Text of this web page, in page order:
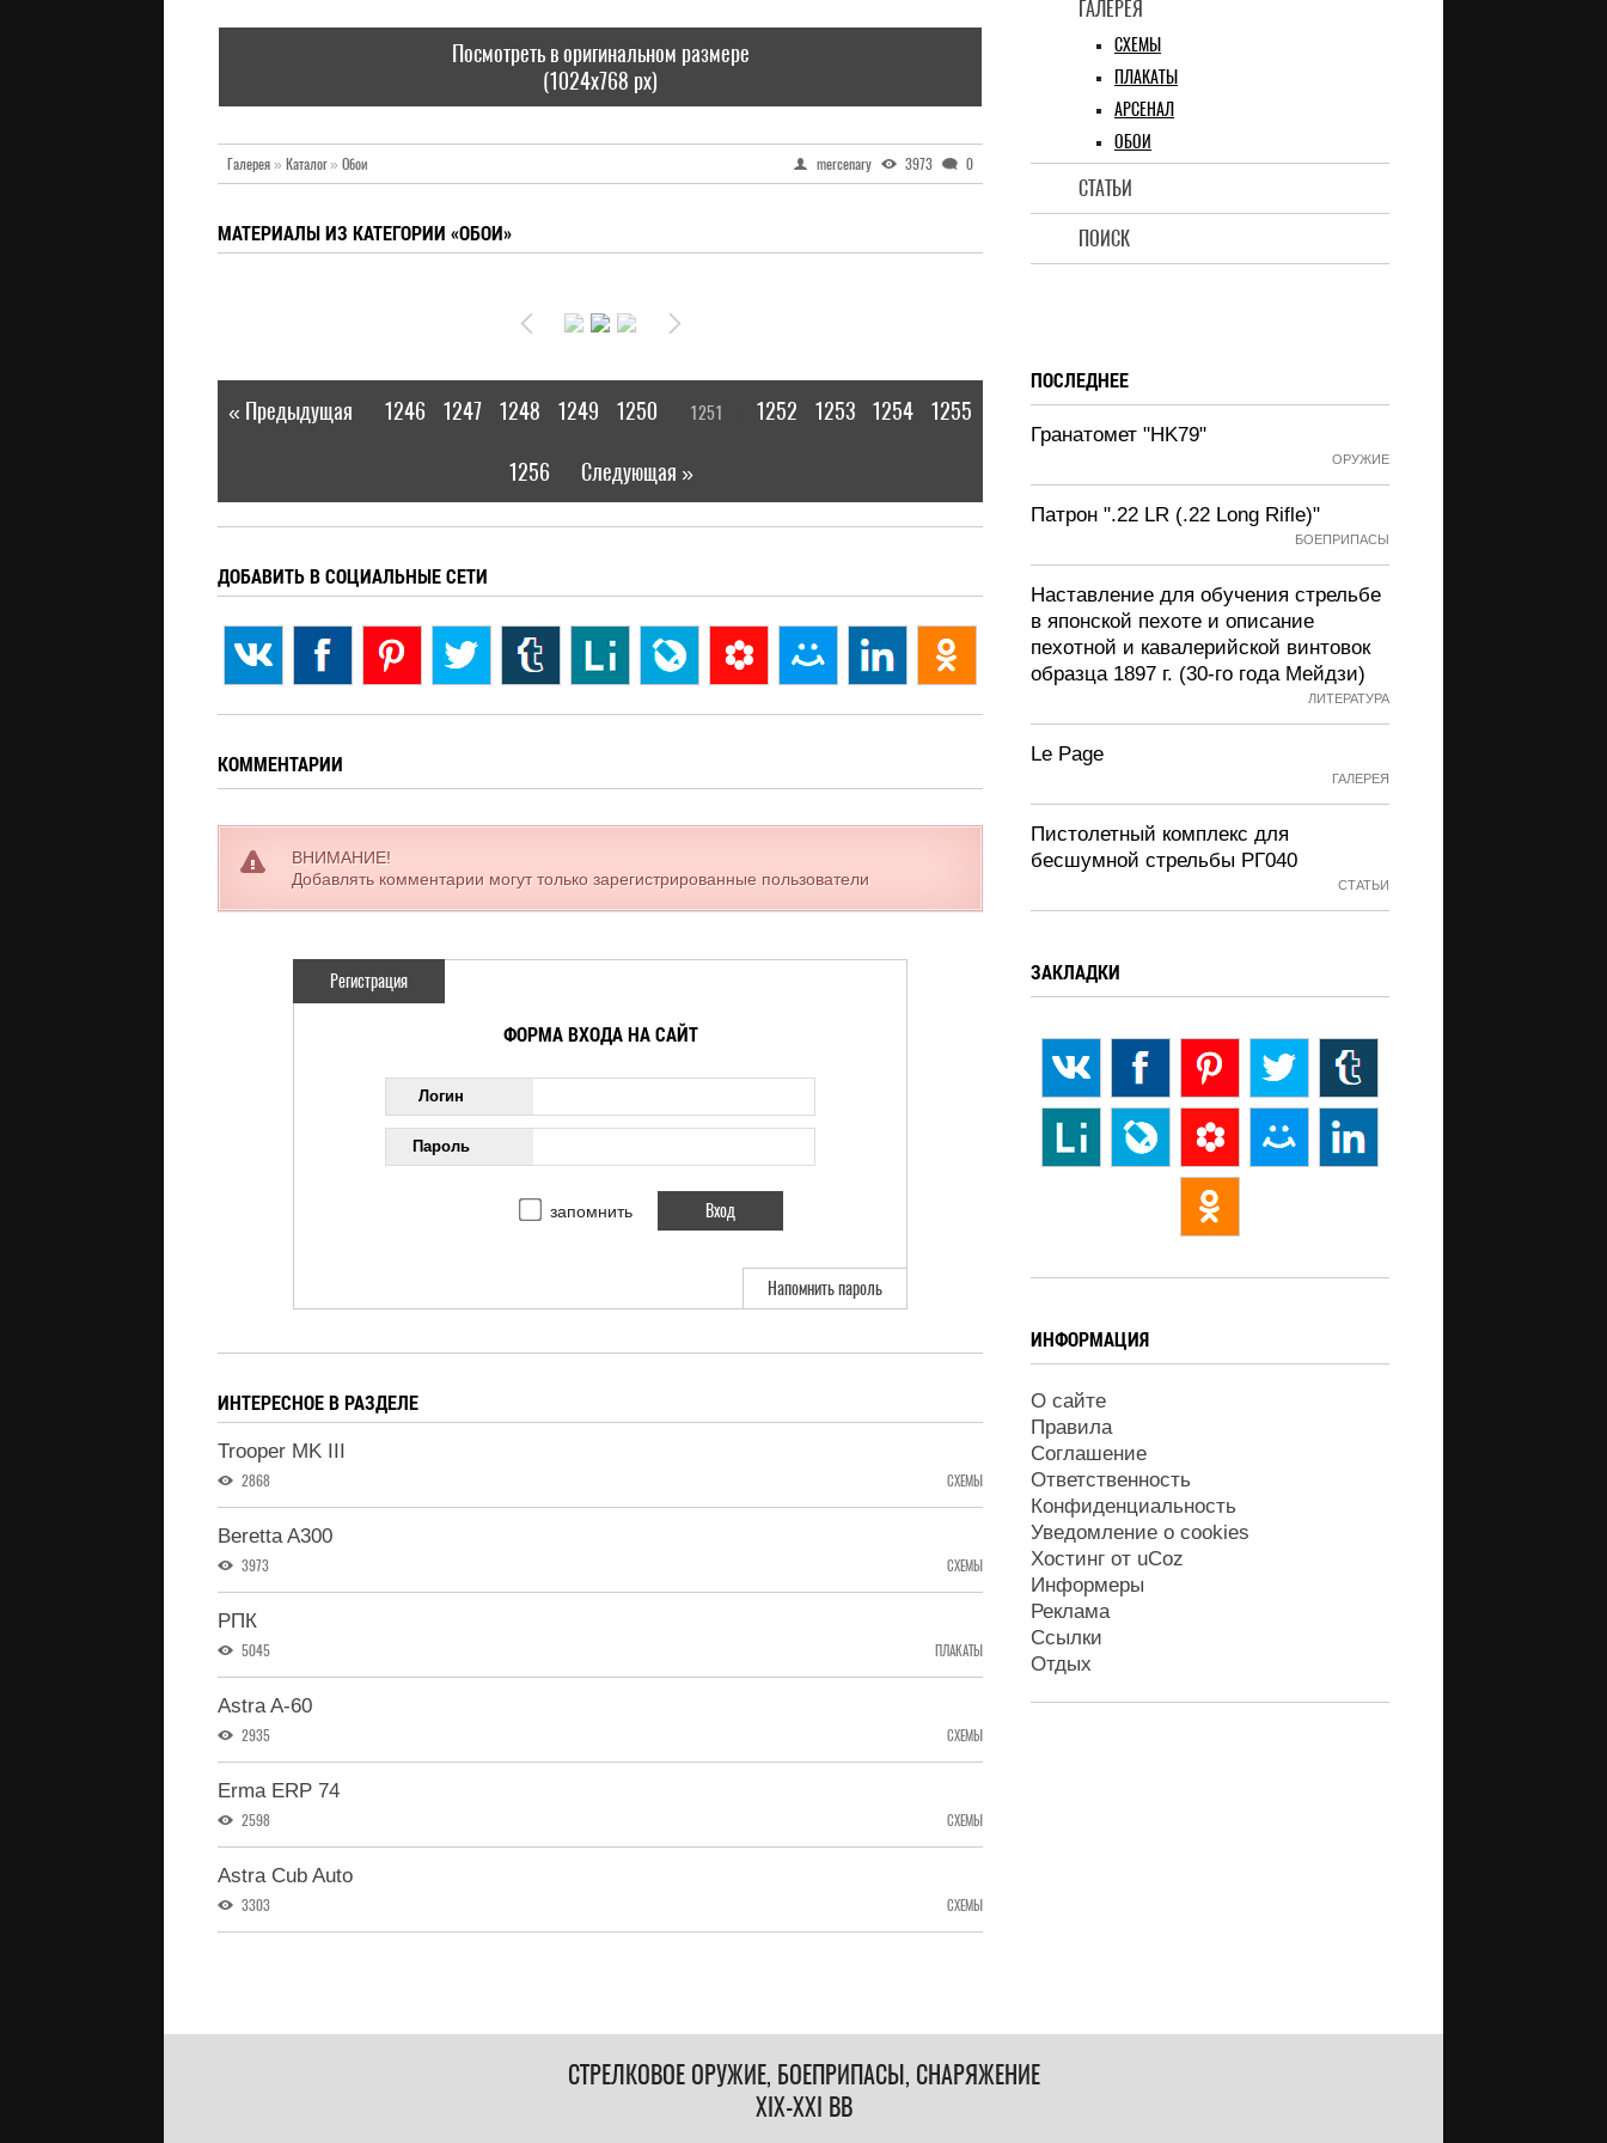
ГАЛЕРЕЯ
СХЕМЫ
ПЛАКАТЫ
АРСЕНАЛ
ОБОИ
СТАТЬИ
ПОИСК
Посмотреть в оригинальном размере
(1024x768 px)
Галерея» Каталог» Обои mercenary 3973 0
МАТЕРИАЛЫ ИЗ КАТЕГОРИИ «ОБОИ»
« Предыдущая 1246 1247 1248 1249 1250 1251 1252 1253 1254 1255
1256 Следующая »
ДОБАВИТЬ В СОЦИАЛЬНЫЕ СЕТИ
КОММЕНТАРИИ
ВНИМАНИЕ!
Добавлять комментарии могут только зарегистрированные пользователи
Регистрация
ФОРМА ВХОДА НА САЙТ
Логин
Пароль
запомнить
Напомнить пароль
ИНТЕРЕСНОЕ В РАЗДЕЛЕ
Trooper MK III
2868 СХЕМЫ
Beretta A300
3973 СХЕМЫ
РПК
5045 ПЛАКАТЫ
Astra A-60
2935 СХЕМЫ
Erma ERP 74
2598 СХЕМЫ
Astra Cub Auto
3303 СХЕМЫ
ПОСЛЕДНЕЕ
Гранатомет "HK79"
ОРУЖИЕ
Патрон ".22 LR (.22 Long Rifle)"
БОЕПРИПАСЫ
Наставление для обучения стрельбе
в японской пехоте и описание
пехотной и кавалерийской винтовок
образца 1897 г. (30-го года Мейдзи)
ЛИТЕРАТУРА
Le Page
ГАЛЕРЕЯ
Пистолетный комплекс для
бесшумной стрельбы РГ040
СТАТЬИ
ЗАКЛАДКИ
ИНФОРМАЦИЯ
О сайте
Правила
Соглашение
Ответственность
Конфиденциальность
Уведомление о cookies
Хостинг от uCoz
Информеры
Реклама
Ссылки
Отдых
СТРЕЛКОВОЕ ОРУЖИЕ, БОЕПРИПАСЫ, СНАРЯЖЕНИЕ
XIX-XXI ВВ